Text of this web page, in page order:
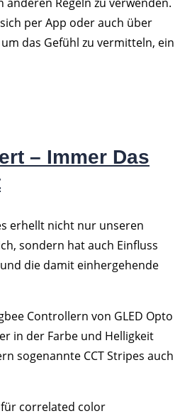
per App oder auch über
das Gefühl zu vermitteln, ein
– Immer Das
erhellt nicht nur unseren
sondern hat auch Einfluss
die damit einhergehende
Controllern von GLED Opto
in der Farbe und Helligkeit
sogenannte CCT Stripes auch
für correlated color